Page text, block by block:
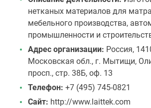
нетканых материалов для
мебельного производства,
промышленности и
Адрес организации: Россия,
Московская обл., г. Мытищи,
просп., стр. 38Б, оф. 13
Телефон: +7 (495) 745-0821
Сайт: http://www.laittek.com